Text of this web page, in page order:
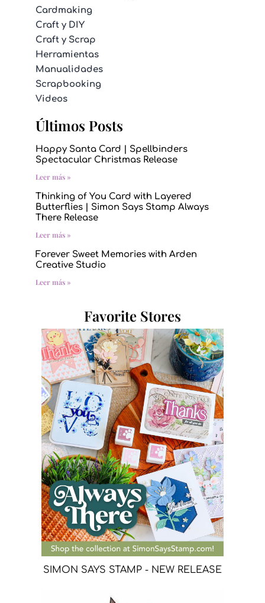
Cardmaking
Craft y DIY
Craft y Scrap
Herramientas
Manualidades
Scrapbooking
Videos
Últimos Posts
Happy Santa Card | Spellbinders
Spectacular Christmas Release
Leer más »
Thinking of You Card with Layered
Butterflies | Simon Says Stamp Always
There Release
Leer más »
Forever Sweet Memories with Arden
Creative Studio
Leer más »
Favorite Stores
SIMON SAYS STAMP - NEW RELEASE